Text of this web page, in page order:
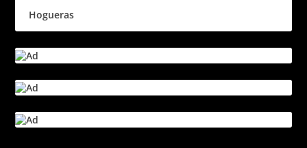
Hogueras